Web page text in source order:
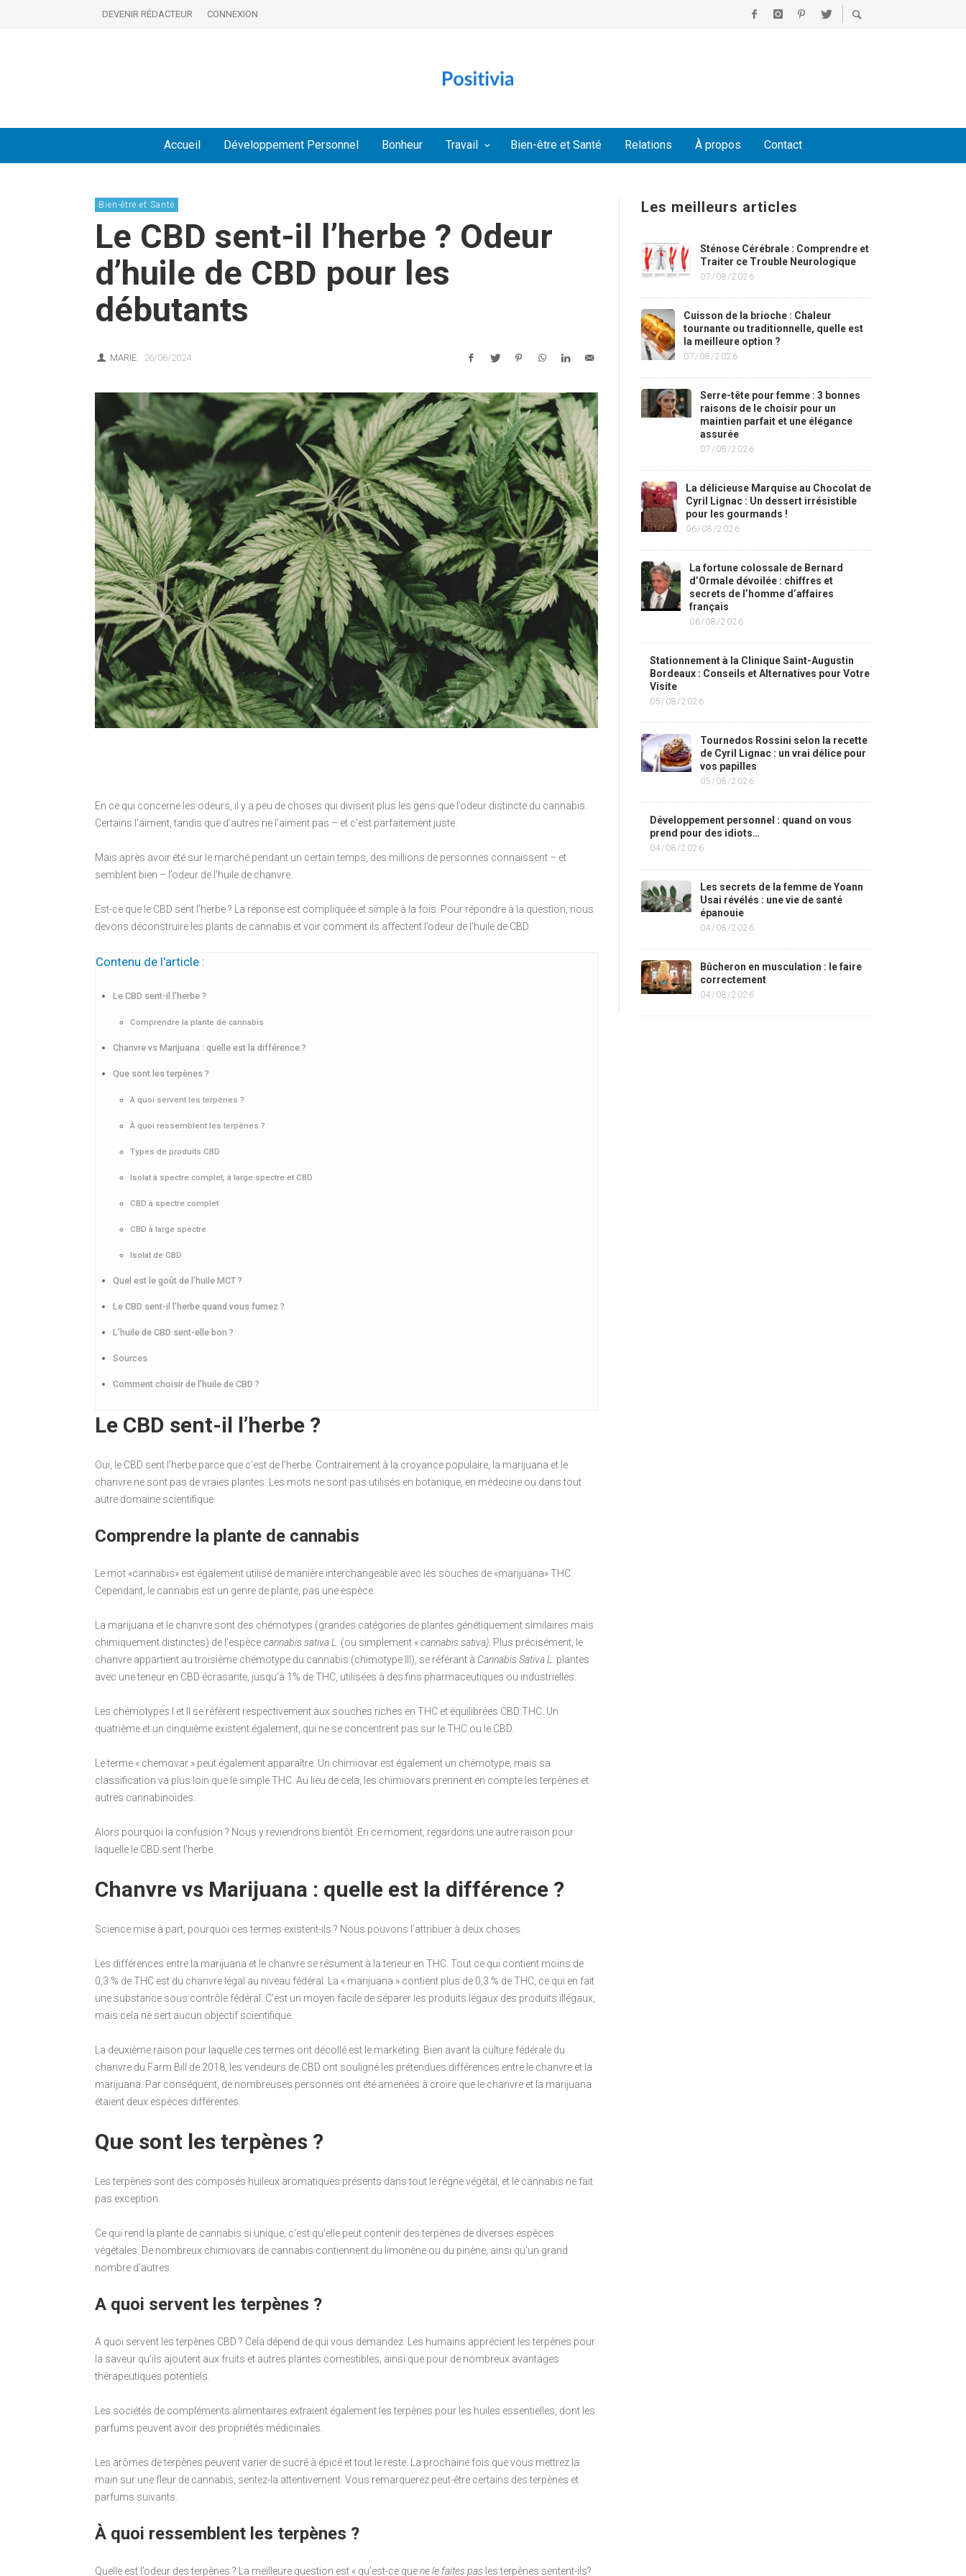
DEVENIR RÉDACTEUR CONNEXION
Accueil Développement Personnel Bonheur Travail Bien-être et Santé Relations À propos Contact
Bien-être et Santé
Le CBD sent-il l’herbe ? Odeur
d’huile de CBD pour les
débutants
MARIE 26/06/2024
En ce qui concerne les odeurs, il y a peu de choses qui divisent plus les gens que l’odeur distincte du cannabis.
Certains l’aiment, tandis que d’autres ne l’aiment pas – et c’est parfaitement juste.
Mais après avoir été sur le marché pendant un certain temps, des millions de personnes connaissent – ​​et
semblent bien – l’odeur de l’huile de chanvre.
Est-ce que le CBD sent l’herbe ? La réponse est compliquée et simple à la fois. Pour répondre à la question, nous
devons déconstruire les plants de cannabis et voir comment ils affectent l’odeur de l’huile de CBD.
Contenu de l'article :
Le CBD sent-il l’herbe ?
Comprendre la plante de cannabis
Chanvre vs Marijuana : quelle est la différence ?
Que sont les terpènes ?
A quoi servent les terpènes ?
À quoi ressemblent les terpènes ?
Types de produits CBD
Isolat à spectre complet, à large spectre et CBD
CBD à spectre complet
CBD à large spectre
Isolat de CBD
Quel est le goût de l’huile MCT ?
Le CBD sent-il l’herbe quand vous fumez ?
L’huile de CBD sent-elle bon ?
Sources
Comment choisir de l’huile de CBD ?
Le CBD sent-il l’herbe ?
Oui, le CBD sent l’herbe parce que c’est de l’herbe. Contrairement à la croyance populaire, la marijuana et le
chanvre ne sont pas de vraies plantes. Les mots ne sont pas utilisés en botanique, en médecine ou dans tout
autre domaine scientifique.
Comprendre la plante de cannabis
Le mot «cannabis» est également utilisé de manière interchangeable avec les souches de «marijuana» THC.
Cependant, le cannabis est un genre de plante, pas une espèce.
La marijuana et le chanvre sont des chémotypes (grandes catégories de plantes génétiquement similaires mais
chimiquement distinctes) de l’espèce cannabis sativa L. (ou simplement «cannabis sativa). Plus précisément, le
chanvre appartient au troisième chémotype du cannabis (chimotype III), se référant à Cannabis Sativa L.
plantes
avec une teneur en CBD écrasante, jusqu’à 1% de THC, utilisées à des fins pharmaceutiques ou industrielles.
Les chémotypes I et II se réfèrent respectivement aux souches riches en THC et équilibrées CBD:THC. Un
quatrième et un cinquième existent également, qui ne se concentrent pas sur le THC ou le CBD.
Le terme « chemovar » peut également apparaître. Un chimiovar est également un chémotype, mais sa
classification va plus loin que le simple THC. Au lieu de cela, les chimiovars prennent en compte les terpènes et
autres cannabinoïdes.
Alors pourquoi la confusion ? Nous y reviendrons bientôt. En ce moment, regardons une autre raison pour
laquelle le CBD sent l’herbe.
Chanvre vs Marijuana : quelle est la différence ?
Science mise à part, pourquoi ces termes existent-ils ? Nous pouvons l’attribuer à deux choses.
Les différences entre la marijuana et le chanvre se résument à la teneur en THC. Tout ce qui contient moins de
0,3 % de THC est du chanvre légal au niveau fédéral. La « marijuana » contient plus de 0,3 % de THC, ce qui en fait
une substance sous contrôle fédéral. C’est un moyen facile de séparer les produits légaux des produits illégaux,
mais cela ne sert aucun objectif scientifique.
La deuxième raison pour laquelle ces termes ont décollé est le marketing. Bien avant la culture fédérale du
chanvre du Farm Bill de 2018, les vendeurs de CBD ont souligné les prétendues différences entre le chanvre et la
marijuana. Par conséquent, de nombreuses personnes ont été amenées à croire que le chanvre et la marijuana
étaient deux espèces différentes.
Que sont les terpènes ?
Les terpènes sont des composés huileux aromatiques présents dans tout le règne végétal, et le cannabis ne fait
pas exception.
Ce qui rend la plante de cannabis si unique, c’est qu’elle peut contenir des terpènes de diverses espèces
végétales. De nombreux chimiovars de cannabis contiennent du limonène ou du pinène, ainsi qu’un grand
nombre d’autres.
A quoi servent les terpènes ?
A quoi servent les terpènes CBD ? Cela dépend de qui vous demandez. Les humains apprécient les terpènes pour
la saveur qu’ils ajoutent aux fruits et autres plantes comestibles, ainsi que pour de nombreux avantages
thérapeutiques potentiels.
Les sociétés de compléments alimentaires extraient également les terpènes pour les huiles essentielles, dont les
parfums peuvent avoir des propriétés médicinales.
Les arômes de terpènes peuvent varier de sucré à épicé et tout le reste. La prochaine fois que vous mettrez la
main sur une fleur de cannabis, sentez-la attentivement. Vous remarquerez peut-être certains des terpènes et
parfums suivants.
À quoi ressemblent les terpènes ?
Quelle est l’odeur des terpènes ? La meilleure question est « qu’est-ce quene le faites pas les terpènes sentent-ils?
Les meilleurs articles
Sténose Cérébrale : Comprendre et
Traiter ce Trouble Neurologique
07/08/2026
Cuisson de la brioche : Chaleur
tournante ou traditionnelle, quelle est
la meilleure option ?
07/08/2026
Serre-tête pour femme : 3 bonnes
raisons de le choisir pour un
maintien parfait et une élégance
assurée
07/08/2026
La délicieuse Marquise au Chocolat de
Cyril Lignac : Un dessert irrésistible
pour les gourmands !
06/08/2026
La fortune colossale de Bernard
d’Ormale dévoilée : chiffres et
secrets de l’homme d’affaires
français
06/08/2026
Stationnement à la Clinique Saint-Augustin
Bordeaux : Conseils et Alternatives pour Votre
Visite
05/08/2026
Tournedos Rossini selon la recette
de Cyril Lignac : un vrai délice pour
vos papilles
05/08/2026
Développement personnel : quand on vous
prend pour des idiots…
04/08/2026
Les secrets de la femme de Yoann
Usai révélés : une vie de santé
épanouie
04/08/2026
Bûcheron en musculation : le faire
correctement
04/08/2026